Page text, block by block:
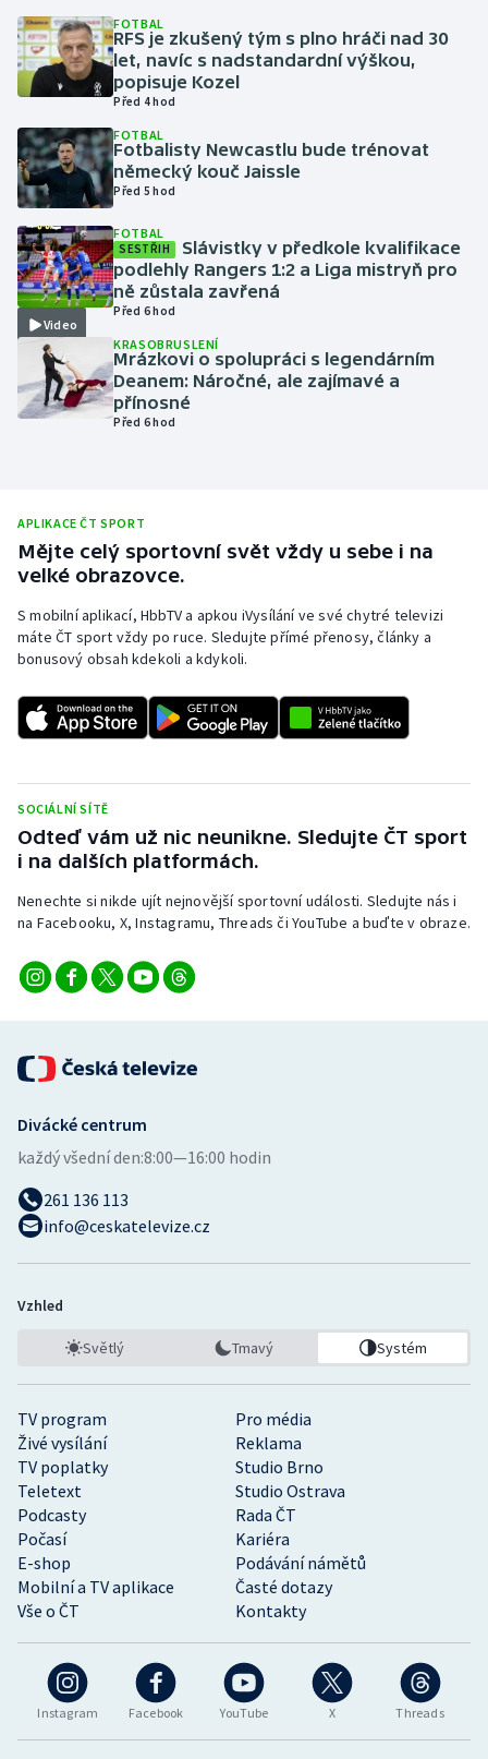
Judo
Krasobruslení
Lyže a snowboard
Moderní pětiboj
Motorsport
Olympijské hry
Parasport
Rychlobruslení
Rychlostní kanoistika
Short track
Sportovní střelba
Stolní tenis
Triatlon
Veslování
Ostatní
FOTBAL
RFS je zkušený tým s plno hráči nad 30
let, navíc s nadstandardní výškou,
popisuje Kozel
Před 4 hod
FOTBAL
Fotbalisty Newcastlu bude trénovat
německý kouč Jaissle
Před 5 hod
Video
FOTBAL
SESTŘIH
Slávistky v předkole kvalifikace
podlehly Rangers 1:2 a Liga mistryň pro
ně zůstala zavřená
Před 6 hod
KRASOBRUSLENÍ
Mrázkovi o spolupráci s legendárním
Deanem: Náročné, ale zajímavé a
přínosné
Před 6 hod
APLIKACE ČT SPORT
Mějte celý sportovní svět vždy u sebe i na
velké obrazovce.
S mobilní aplikací, HbbTV a apkou iVysílání ve své chytré televizi
máte ČT sport vždy po ruce. Sledujte přímé přenosy, články a
bonusový obsah kdekoli a kdykoli.
SOCIÁLNÍ SÍTĚ
Odteď vám už nic neunikne. Sledujte ČT sport
i na dalších platformách.
Nenechte si nikde ujít nejnovější sportovní události. Sledujte nás i
na Facebooku, X, Instagramu, Threads či YouTube a buďte v obraze.
Instagram Facebook YouTube X Threads
TV program
Pro média
Živé vysílání
Reklama
TV poplatky
Studio Brno
Teletext
Studio Ostrava
Podcasty
Rada ČT
Počasí
Kariéra
E-shop
Podávání námětů
Mobilní a TV aplikace
Časté dotazy
Vše o ČT
Kontakty
Divácké centrum
každý všední den:8:00—16:00 hodin
261 136 113
info@ceskatelevize.cz
Vzhled
Světlý Tmavý Systém